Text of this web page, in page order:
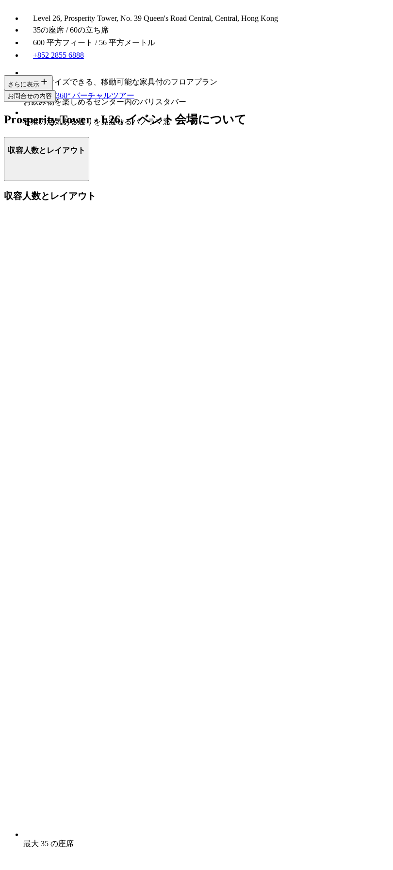
Level 26, Prosperity Tower, No. 39 Queen's Road Central, Central, Hong Kong
35の座席 / 60の立ち席
600 平方フィート / 56 平方メートル
+852 2855 6888
カスタマイズできる、移動可能な家具付のフロアプラン
お飲み物を楽しめるセンター内のバリスタバー
香港の活気ある通りを見渡せるパノラマ窓
さらに表示
お問合せの内容 360° バーチャルツアー
Prosperity Tower - L26, イベント会場について
収容人数とレイアウト
収容人数とレイアウト
最大 35 の座席